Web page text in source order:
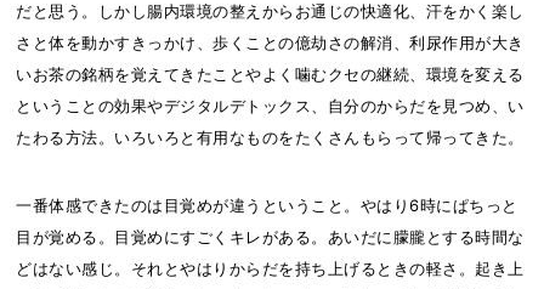
だと思う。しかし腸内環境の整えからお通じの快適化、汗をかく楽し
さと体を動かすきっかけ、歩くことの億劫さの解消、利尿作用が大き
いお茶の銘柄を覚えてきたことやよく噛むクセの継続、環境を変える
ということの効果やデジタルデトックス、自分のからだを見つめ、い
たわる方法。いろいろと有用なものをたくさんもらって帰ってきた。
一番体感できたのは目覚めが違うということ。やはり6時にぱちっと
目が覚める。目覚めにすごくキレがある。あいだに朦朧とする時間な
どはない感じ。それとやはりからだを持ち上げるときの軽さ。起き上